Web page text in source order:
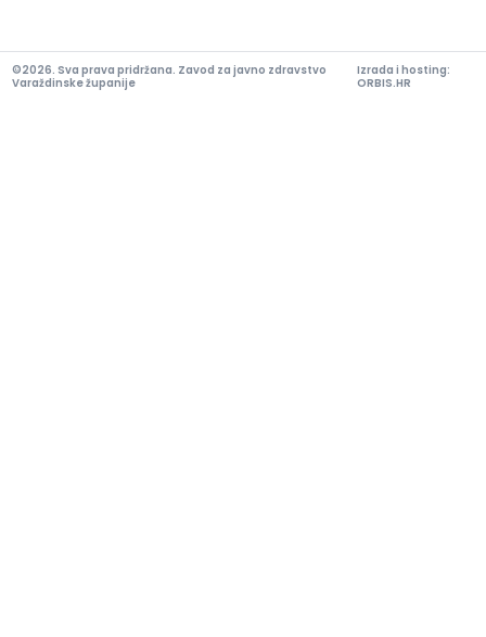
©2026. Sva prava pridržana. Zavod za javno zdravstvo
Varaždinske županije
Izrada i hosting:
ORBIS.HR